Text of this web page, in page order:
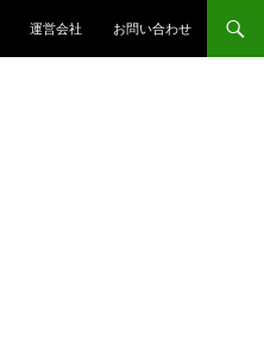
運営会社
お問い合わせ